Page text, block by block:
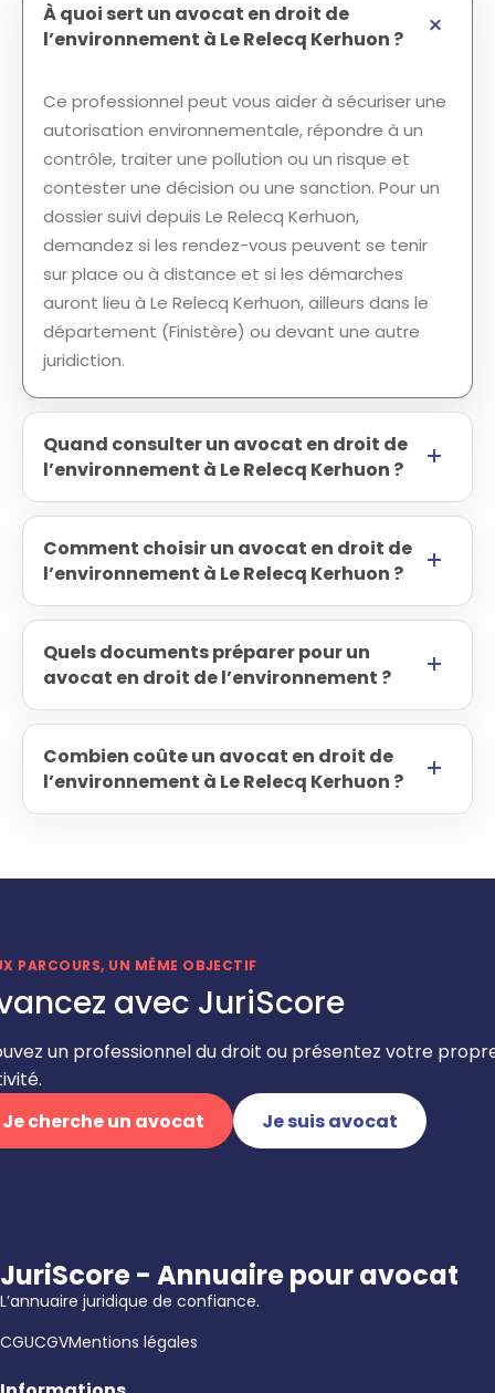
À quoi sert un avocat en droit de
l’environnement à Le Relecq Kerhuon ?
Ce professionnel peut vous aider à sécuriser une
autorisation environnementale, répondre à un
contrôle, traiter une pollution ou un risque et
contester une décision ou une sanction. Pour un
dossier suivi depuis Le Relecq Kerhuon,
demandez si les rendez-vous peuvent se tenir
sur place ou à distance et si les démarches
auront lieu à Le Relecq Kerhuon, ailleurs dans le
département (Finistère) ou devant une autre
juridiction.
Quand consulter un avocat en droit de
l’environnement à Le Relecq Kerhuon ?
Comment choisir un avocat en droit de
l’environnement à Le Relecq Kerhuon ?
Quels documents préparer pour un
avocat en droit de l’environnement ?
Combien coûte un avocat en droit de
l’environnement à Le Relecq Kerhuon ?
PARCOURS, UN MÊME OBJECTIF
avec JuriScore
un professionnel du droit ou présentez votre
Je cherche un avocat
Je suis avocat
JuriScore - Annuaire pour avocat
L’annuaire juridique de confiance.
CGUCGVMentions légales